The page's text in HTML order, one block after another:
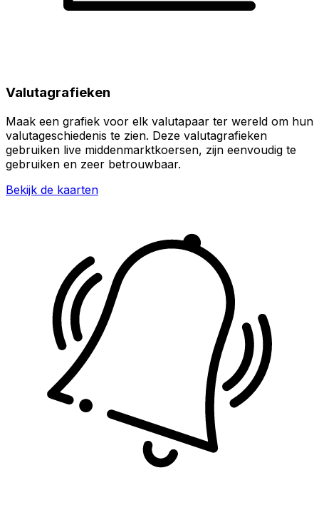
Valutagrafieken
Maak een grafiek voor elk valutapaar ter wereld om hun
valutageschiedenis te zien. Deze valutagrafieken
gebruiken live middenmarktkoersen, zijn eenvoudig te
gebruiken en zeer betrouwbaar.
Bekijk de kaarten